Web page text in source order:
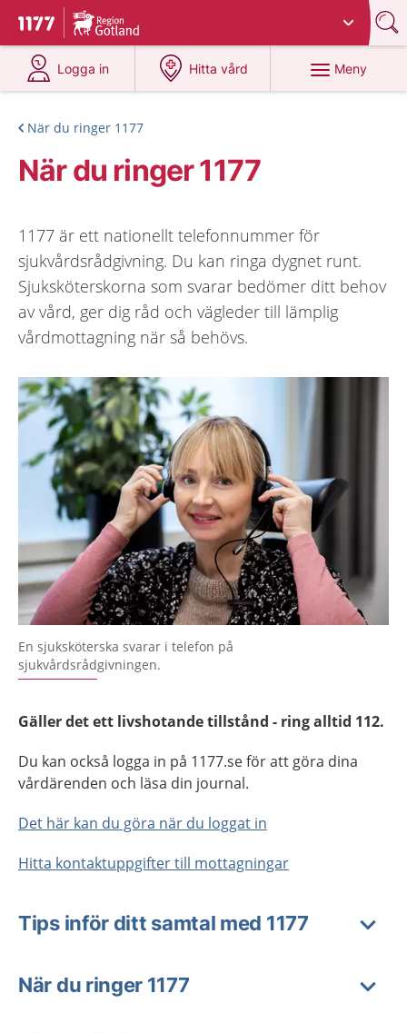
Till startsidan för 1177
Du har valt region
Logga in
på 1177.se
Hitta vård
på 1177.se
Meny
När du ringer 1177
När du ringer 1177
1177 är ett nationellt telefonnummer för
sjukvårdsrådgivning. Du kan ringa dygnet runt.
Sjuksköterskorna som svarar bedömer ditt behov
av vård, ger dig råd och vägleder till lämplig
vårdmottagning när så behövs.
En sjuksköterska svarar i telefon på
sjukvårdsrådgivningen.
Gäller det ett livshotande tillstånd - ring alltid 112.
Du kan också logga in på 1177.se för att göra dina
vårdärenden och läsa din journal.
Det här kan du göra när du loggat in
Hitta kontaktuppgifter till mottagningar
Tips inför ditt samtal med 1177
När du ringer 1177